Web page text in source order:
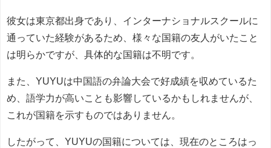
彼女は東京都出身であり、インターナショナルスクールに
通っていた経験があるため、様々な国籍の友人がいたこと
は明らかですが、具体的な国籍は不明です。
また、YUYUは中国語の弁論大会で好成績を収めているた
め、語学力が高いことも影響しているかもしれませんが、
これが国籍を示すものではありません。
したがって、YUYUの国籍については、現在のところはっ